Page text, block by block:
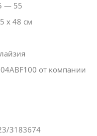
— 55
x 48 см
от компании
3183674